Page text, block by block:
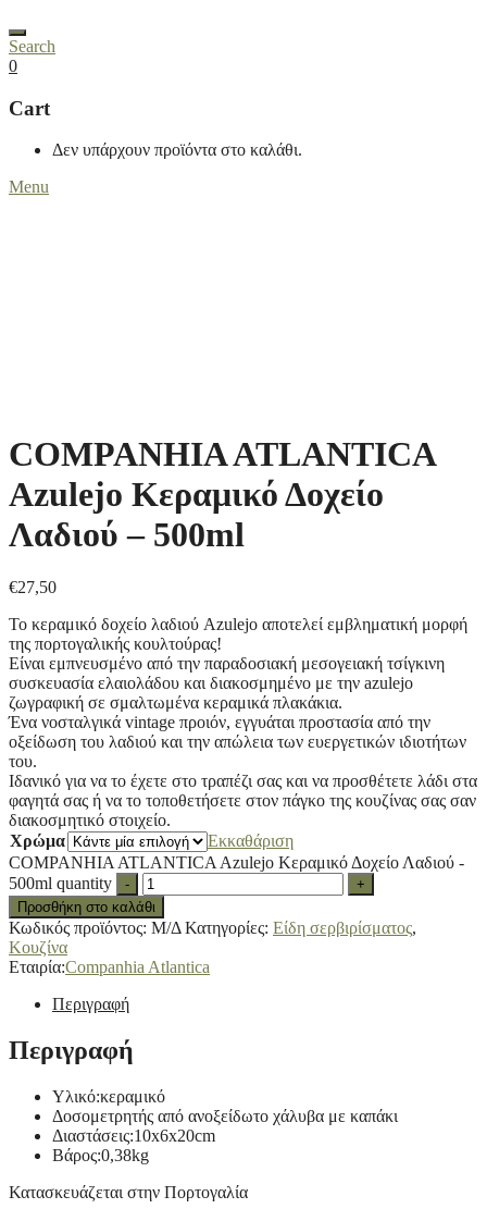
Search
0
Cart
Δεν υπάρχουν προϊόντα στο καλάθι.
Menu
COMPANHIA ATLANTICA
Azulejo Κεραμικό Δοχείο
Λαδιού – 500ml
€27,50
Το κεραμικό δοχείο λαδιού Azulejo αποτελεί εμβληματική μορφή
της πορτογαλικής κουλτούρας!
Είναι εμπνευσμένο από την παραδοσιακή μεσογειακή τσίγκινη
συσκευασία ελαιολάδου και διακοσμημένο με την azulejo
ζωγραφική σε σμαλτωμένα κεραμικά πλακάκια.
Ένα νοσταλγικά vintage προιόν, εγγυάται προστασία από την
οξείδωση του λαδιού και την απώλεια των ευεργετικών ιδιοτήτων
του.
Ιδανικό για να το έχετε στο τραπέζι σας και να προσθέτετε λάδι στα
φαγητά σας ή να το τοποθετήσετε στον πάγκο της κουζίνας σας σαν
διακοσμητικό στοιχείο.
Χρώμα
Εκκαθάριση
COMPANHIA ATLANTICA Azulejo Κεραμικό Δοχείο Λαδιού -
500ml quantity
-
+
Προσθήκη στο καλάθι
Κωδικός προϊόντος: Μ/Δ Κατηγορίες: Είδη σερβιρίσματος,
Κουζίνα
Εταιρία:Companhia Atlantica
Περιγραφή
Περιγραφή
Υλικό:κεραμικό
Δοσομετρητής από ανοξείδωτο χάλυβα με καπάκι
Διαστάσεις:10x6x20cm
Βάρος:0,38kg
Κατασκευάζεται στην Πορτογαλία